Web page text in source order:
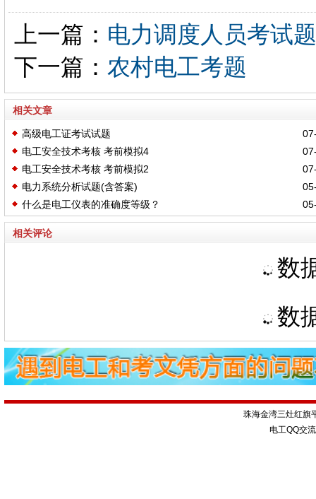
上一篇： 电力调度人员考试题
下一篇： 农村电工考题
相关文章
高级电工证考试试题
电工安全技术考核 考前模拟4
电工安全技术考核 考前模拟2
电力系统分析试题(含答案)
什么是电工仪表的准确度等级？
相关评论
数
数
珠海金湾三灶红旗
电工QQ交